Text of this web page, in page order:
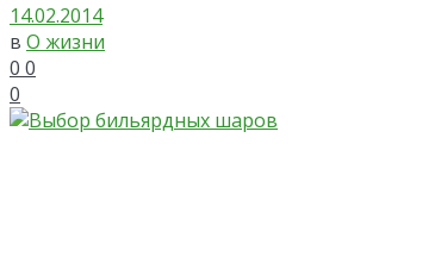
14.02.2014
в О жизни
0 0
0